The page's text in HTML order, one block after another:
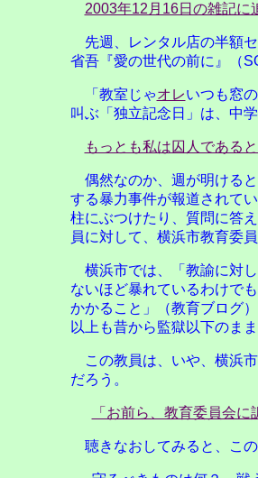
2003年12月16日の雑記に
先週、レンタル店の半額
省吾『愛の世代の前に』（
「教室じゃオレいつも窓
叫ぶ「独立記念日」は、中
もっとも私は囚人である
偶然なのか、週が明ける
する暴力事件が報道されてい
柱にぶつけたり、質問に答
員に対して、横浜市教育委
横浜市では、「教諭に対
ないほど暴れているわけで
かかること」（教育ブログ
以上も昔から監獄以下のま
この教員は、いや、横浜
だろう。
「お前ら、教育委員会に
聴きなおしてみると、こ